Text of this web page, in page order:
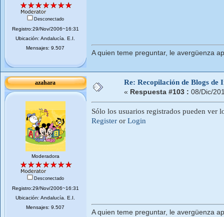
Desconectado
Registro:29/Nov/2006~16:31
Ubicación: Andalucí­a. E.I.
Mensajes: 9.507
A quien teme preguntar, le avergüenza
azahara
Moderadora
Desconectado
Registro:29/Nov/2006~16:31
Ubicación: Andalucí­a. E.I.
Mensajes: 9.507
Re: Recopilación de Blogs de
« Respuesta #103 : 08/Dic/
Sólo los usuarios registrados pueden ver
Register or Login
A quien teme preguntar, le avergüenza